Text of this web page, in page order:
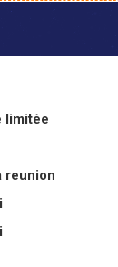
limitée
reunion